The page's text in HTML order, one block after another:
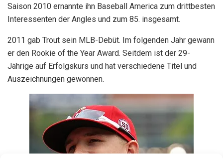
Saison 2010 ernannte ihn Baseball America zum drittbesten
Interessenten der Angles und zum 85. insgesamt.
2011 gab Trout sein MLB-Debüt. Im folgenden Jahr gewann
er den Rookie of the Year Award. Seitdem ist der 29-
Jährige auf Erfolgskurs und hat verschiedene Titel und
Auszeichnungen gewonnen.